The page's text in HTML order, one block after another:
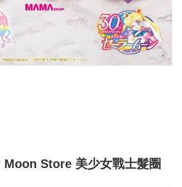
Moon Store 美少女戰士髮圈